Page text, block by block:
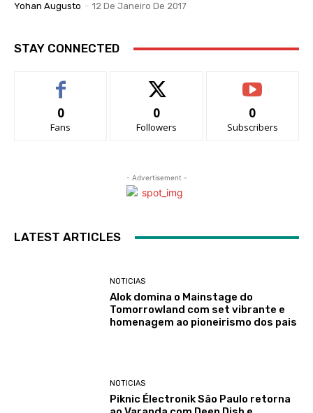
Yohan Augusto - 12 De Janeiro De 2017
STAY CONNECTED
0
Fans
0
Followers
0
Subscribers
- Advertisement -
LATEST ARTICLES
NOTICIAS
Alok domina o Mainstage do
Tomorrowland com set vibrante e
homenagem ao pioneirismo dos pais
NOTICIAS
Piknic Électronik São Paulo retorna